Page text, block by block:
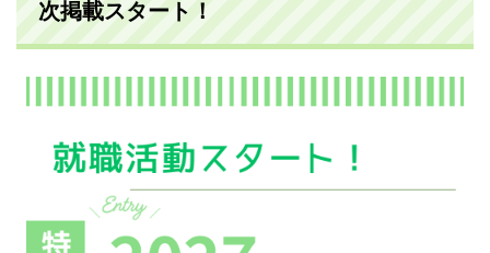
次掲載スタート！